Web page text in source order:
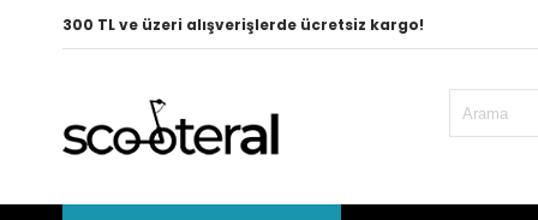
300 TL ve üzeri alışverişlerde ücretsiz kargo!